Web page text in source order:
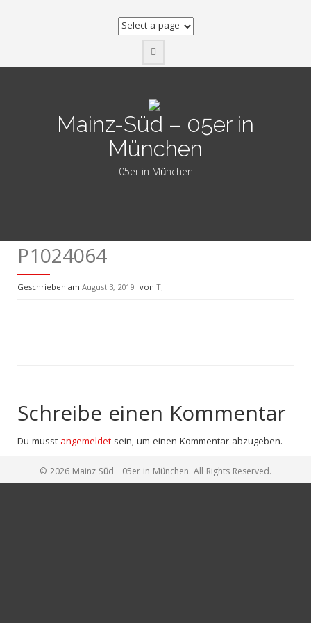
Mainz-Süd – 05er in
München
05er in München
P1024064
Geschrieben am August 3, 2019 von TJ
Schreibe einen Kommentar
Du musst angemeldet sein, um einen Kommentar abzugeben.
© 2026 Mainz-Süd - 05er in München. All Rights Reserved.